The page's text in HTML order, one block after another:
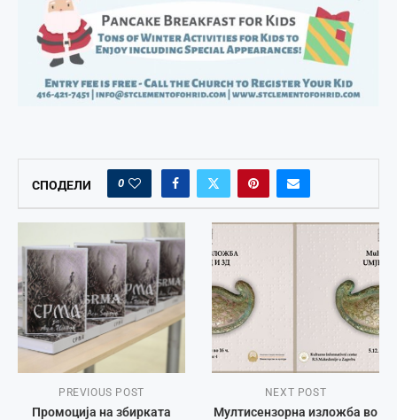
СПОДЕЛИ 0
PREVIOUS POST
Промоција на збирката
NEXT POST
Мултисензорна изложба во